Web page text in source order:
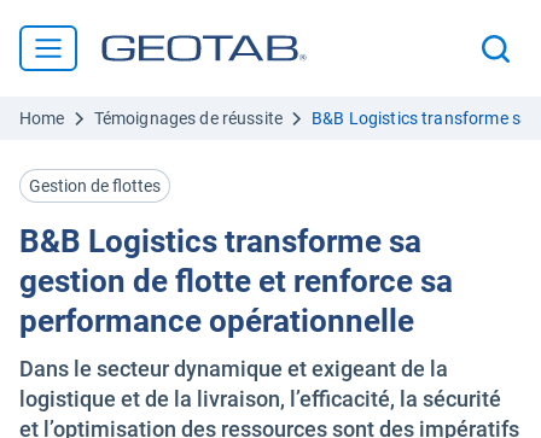
Home Témoignages de réussite B&B Logistics transforme sa
Gestion de flottes
B&B Logistics transforme sa
gestion de flotte et renforce sa
performance opérationnelle
Dans le secteur dynamique et exigeant de la
logistique et de la livraison, l’efficacité, la sécurité
et l’optimisation des ressources sont des impératifs